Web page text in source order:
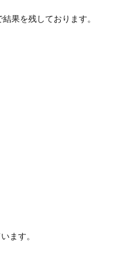
果を残しております。
ます。